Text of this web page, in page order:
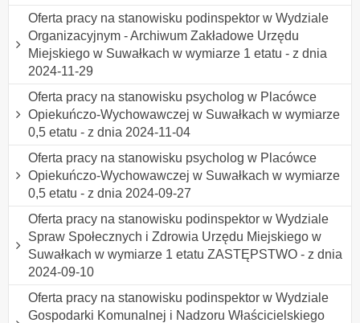
Oferta pracy na stanowisku podinspektor w Wydziale
Organizacyjnym - Archiwum Zakładowe Urzędu
Miejskiego w Suwałkach w wymiarze 1 etatu - z dnia
2024-11-29
Oferta pracy na stanowisku psycholog w Placówce
Opiekuńczo-Wychowawczej w Suwałkach w wymiarze
0,5 etatu - z dnia 2024-11-04
Oferta pracy na stanowisku psycholog w Placówce
Opiekuńczo-Wychowawczej w Suwałkach w wymiarze
0,5 etatu - z dnia 2024-09-27
Oferta pracy na stanowisku podinspektor w Wydziale
Spraw Społecznych i Zdrowia Urzędu Miejskiego w
Suwałkach w wymiarze 1 etatu ZASTĘPSTWO - z dnia
2024-09-10
Oferta pracy na stanowisku podinspektor w Wydziale
Gospodarki Komunalnej i Nadzoru Właścicielskiego